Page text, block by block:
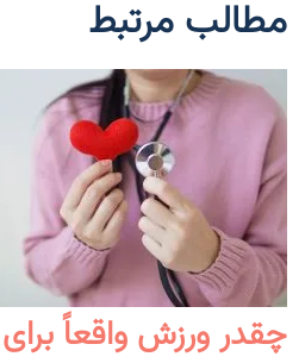
مطالب مرتبط
چقدر ورزش واقعاً